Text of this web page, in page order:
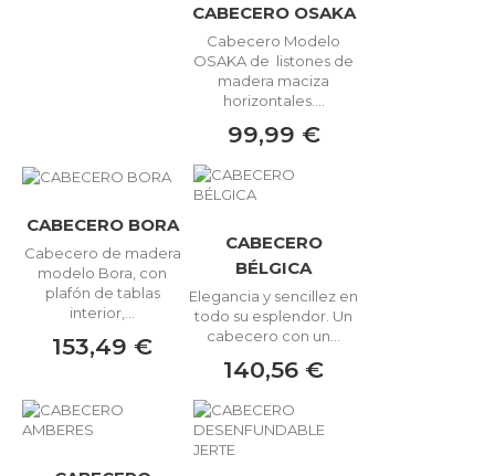
CABECERO OSAKA
Cabecero Modelo
OSAKA de listones de
madera maciza
horizontales....
99,99 €
CABECERO BORA
Cabecero de madera
modelo Bora, con
plafón de tablas
interior,...
153,49 €
CABECERO
BÉLGICA
Elegancia y sencillez en
todo su esplendor. Un
cabecero con un...
140,56 €